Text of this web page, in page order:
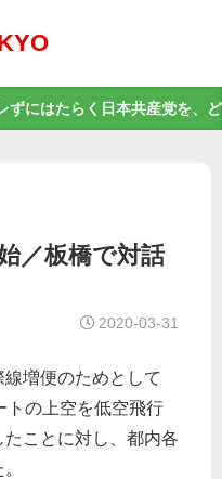
ずにはたらく日本共産党を、
／板橋で対話
2020-03-31
増便のためとして
トの上空を低空飛行
ことに対し、都内各